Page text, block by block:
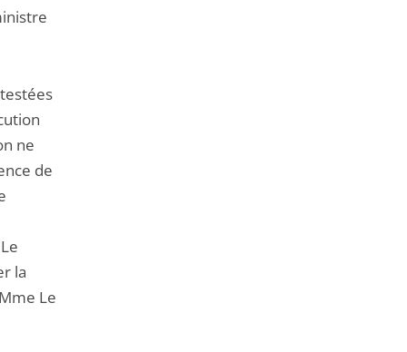
ne
de
la
Le